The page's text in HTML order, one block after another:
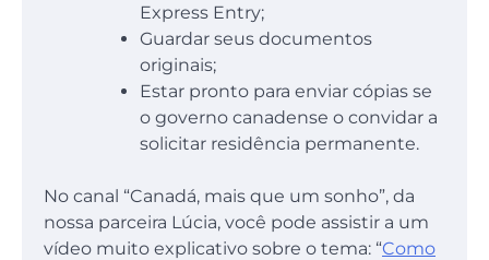
Express Entry;
Guardar seus documentos
originais;
Estar pronto para enviar cópias se
o governo canadense o convidar a
solicitar residência permanente.
No canal “Canadá, mais que um sonho”, da
nossa parceira Lúcia, você pode assistir a um
vídeo muito explicativo sobre o tema: “Como